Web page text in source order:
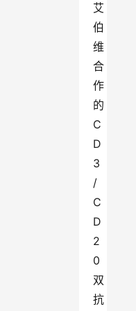
艾
伯
维
合
作
的
C
D
3
/
C
D
2
0
双
抗